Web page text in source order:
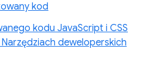
kod
kodu JavaScript i CSS
deweloperskich